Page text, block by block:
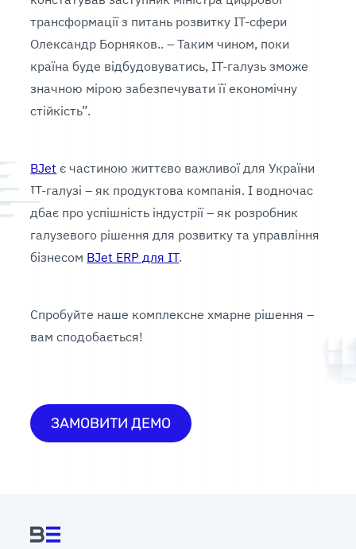
трансформації з питань розвитку ІТ-сфери
Олександр Борняков.. – Таким чином, поки
країна буде відбудовуватись, ІТ-галузь зможе
значною мірою забезпечувати її економічну
стійкість”.
BJet є частиною життєво важливої для України
ІТ-галузі – як продуктова компанія. І водночас
дбає про успішність індустрії – як розробник
галузевого рішення для розвитку та управління
бізнесом BJet ERP для IT.
Спробуйте наше комплексне хмарне рішення –
вам сподобається!
ЗАМОВИТИ ДЕМО